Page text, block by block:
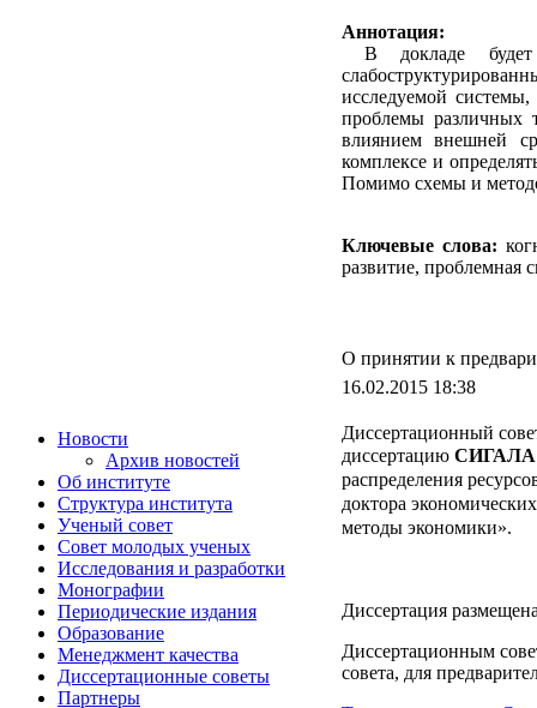
Новости
Архив новостей
Об институте
Структура института
Ученый совет
Совет молодых ученых
Исследования и разработки
Монографии
Периодические издания
Образование
Менеджмент качества
Диссертационные советы
Партнеры
Аннотация:
В докладе будет
исследуемой
проблемы различных
влиянием внешней
комплексе и
Помимо схемы и
Ключевые слова:
развитие, проблемная
О принятии к
16.02.2015 18:38
Диссертационный
диссертацию СИГАЛА
распределения
доктора
методы экономики».
Диссертация
Диссертационным
совета, для